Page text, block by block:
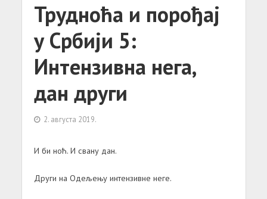
Трудноћа и порођај
у Србији 5:
Интензивна нега,
дан други
2. августа 2019.
И би ноћ. И свану дан.
Други на Одељењу интензивне неге.